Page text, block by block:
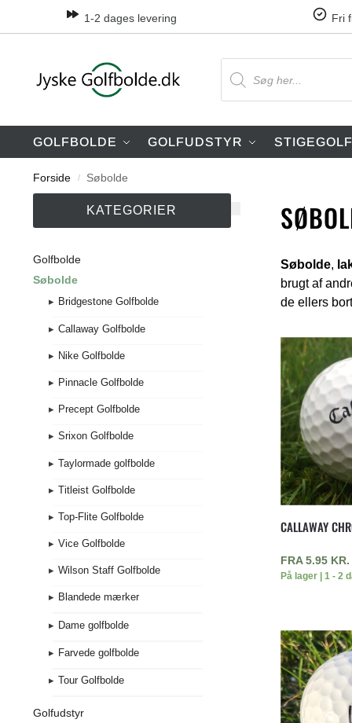
1-2 dages levering Fri
GOLFBOLDE GOLFUDSTYR STIGEGOLF
Forside / Søbolde
Søbolde,
brugt af
de ellers
CALLAWAY
FRA 5.95 KR.
På lager | 1 - 2
KATEGORIER
Golfbolde
Søbolde
Bridgestone Golfbolde
Callaway Golfbolde
Nike Golfbolde
Pinnacle Golfbolde
Precept Golfbolde
Srixon Golfbolde
Taylormade golfbolde
Titleist Golfbolde
Top-Flite Golfbolde
Vice Golfbolde
Wilson Staff Golfbolde
Blandede mærker
Dame golfbolde
Farvede golfbolde
Tour Golfbolde
Golfudstyr